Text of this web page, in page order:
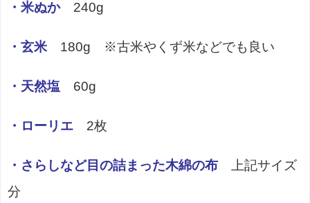
・米ぬか 240g
・玄米 180g ※古米やくず米などでも良い
・天然塩 60g
・ローリエ 2枚
・さらしなど目の詰まった木綿の布
上記サイズ
分